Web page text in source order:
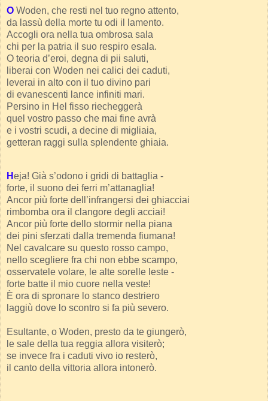
O Woden, che resti nel tuo regno attento,
da lassù della morte tu odi il lamento.
Accogli ora nella tua ombrosa sala
chi per la patria il suo respiro esala.
O teoria d’eroi, degna di pii saluti,
liberai con Woden nei calici dei caduti,
leverai in alto con il tuo divino pari
di evanescenti lance infiniti mari.
Persino in Hel fisso riecheggerà
quel vostro passo che mai fine avrà
e i vostri scudi, a decine di migliaia,
getteran raggi sulla splendente ghiaia.
Heja! Già s’odono i gridi di battaglia -
forte, il suono dei ferri m’attanaglia!
Ancor più forte dell’infrangersi dei ghiacciai
rimbomba ora il clangore degli acciai!
Ancor più forte dello stormir nella piana
dei pini sferzati dalla tremenda fiumana!
Nel cavalcare su questo rosso campo,
nello scegliere fra chi non ebbe scampo,
osservatele volare, le alte sorelle leste -
forte batte il mio cuore nella veste!
È ora di spronare lo stanco destriero
laggiù dove lo scontro si fa più severo.
Esultante, o Woden, presto da te giungerò,
le sale della tua reggia allora visiterò;
se invece fra i caduti vivo io resterò,
il canto della vittoria allora intonerò.